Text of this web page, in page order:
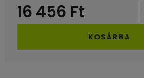
16 456 Ft
Egységár:
KOSÁRBA